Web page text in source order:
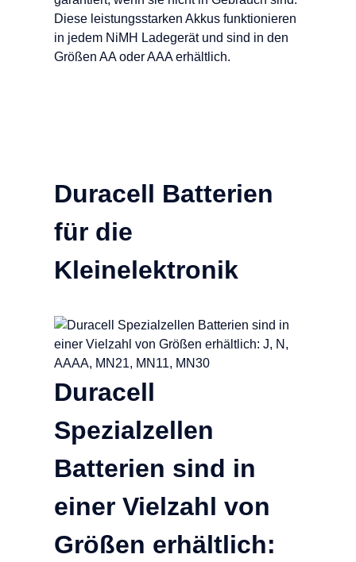
Diese leistungsstarken Akkus funktionieren
in jedem NiMH Ladegerät und sind in den
Größen AA oder AAA erhältlich.
Duracell Batterien
für die
Kleinelektronik
Duracell
Spezialzellen
Batterien sind in
einer Vielzahl von
Größen erhältlich: